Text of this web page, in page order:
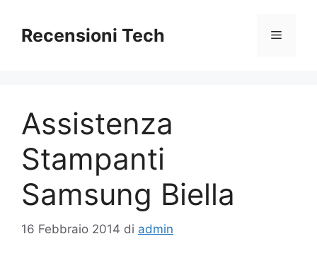
contenuto
Recensioni Tech Menu
Assistenza
Stampanti
Samsung Biella
16 Febbraio 2014 di admin